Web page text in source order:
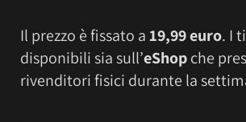
Il prezzo è fissato a19,99 euro. I
disponibili sia sull’eShopche
rivenditori fisici durante la